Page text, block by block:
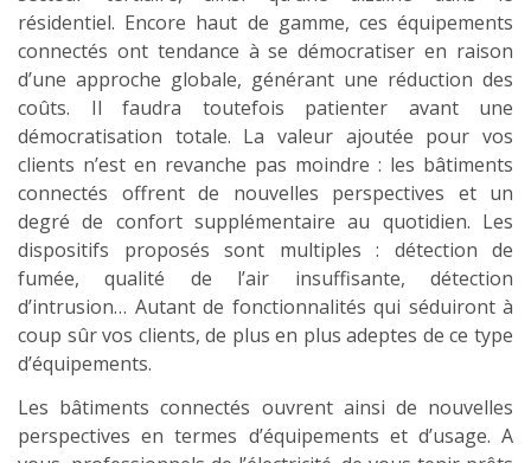
résidentiel. Encore haut de gamme, ces équipements
connectés ont tendance à se démocratiser en raison
d’une approche globale, générant une réduction des
coûts. Il faudra toutefois patienter avant une
démocratisation totale. La valeur ajoutée pour vos
clients n’est en revanche pas moindre : les bâtiments
connectés offrent de nouvelles perspectives et un
degré de confort supplémentaire au quotidien. Les
dispositifs proposés sont multiples : détection de
fumée, qualité de l’air insuffisante, détection
d’intrusion… Autant de fonctionnalités qui séduiront à
coup sûr vos clients, de plus en plus adeptes de ce type
d’équipements.
Les bâtiments connectés ouvrent ainsi de nouvelles
perspectives en termes d’équipements et d’usage. A